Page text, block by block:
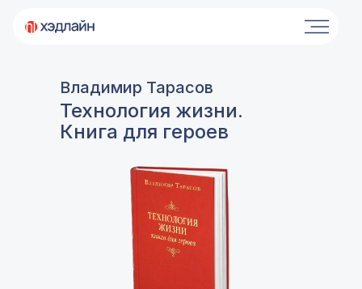
Технология жизни.
Книга для героев
Владимир Тарасов